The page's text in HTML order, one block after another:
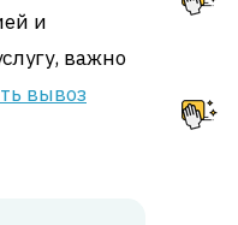
и
важно
вывоз